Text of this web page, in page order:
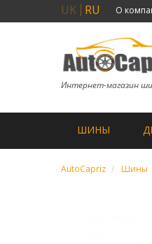
UK RU О
Интернет-магазин
ШИНЫ
AutoCapriz Шины